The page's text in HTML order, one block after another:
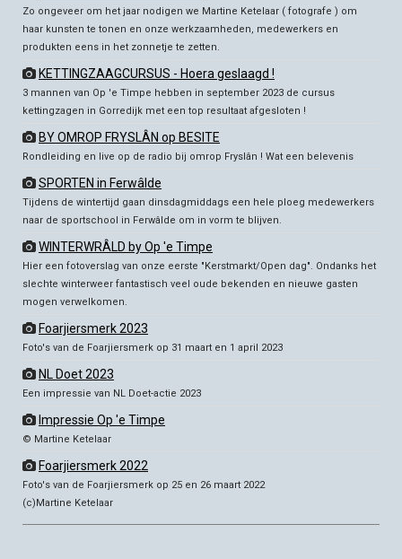
Zo ongeveer om het jaar nodigen we Martine Ketelaar ( fotografe ) om
haar kunsten te tonen en onze werkzaamheden, medewerkers en
produkten eens in het zonnetje te zetten.
KETTINGZAAGCURSUS - Hoera geslaagd !
3 mannen van Op 'e Timpe hebben in september 2023 de cursus
kettingzagen in Gorredijk met een top resultaat afgesloten !
BY OMROP FRYSLÂN op BESITE
Rondleiding en live op de radio bij omrop Fryslân ! Wat een belevenis
SPORTEN in Ferwâlde
Tijdens de wintertijd gaan dinsdagmiddags een hele ploeg medewerkers
naar de sportschool in Ferwâlde om in vorm te blijven.
WINTERWRÂLD by Op 'e Timpe
Hier een fotoverslag van onze eerste "Kerstmarkt/Open dag". Ondanks het
slechte winterweer fantastisch veel oude bekenden en nieuwe gasten
mogen verwelkomen.
Foarjiersmerk 2023
Foto's van de Foarjiersmerk op 31 maart en 1 april 2023
NL Doet 2023
Een impressie van NL Doet-actie 2023
Impressie Op 'e Timpe
© Martine Ketelaar
Foarjiersmerk 2022
Foto's van de Foarjiersmerk op 25 en 26 maart 2022
(c)Martine Ketelaar